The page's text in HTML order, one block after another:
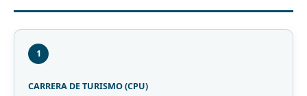
1
CARRERA DE TURISMO (CPU)